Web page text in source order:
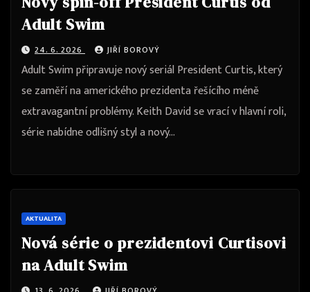
Adult Swim
24. 6. 2026 JIŘÍ BOROVÝ
Adult Swim připravuje nový seriál President Curtis, který
se zaměří na amerického prezidenta řešícího méně
extravagantní problémy. Keith David se vrací v hlavní roli,
série nabídne odlišný styl a nový…
AKTUALITA
Nová série o prezidentovi Curtisovi
na Adult Swim